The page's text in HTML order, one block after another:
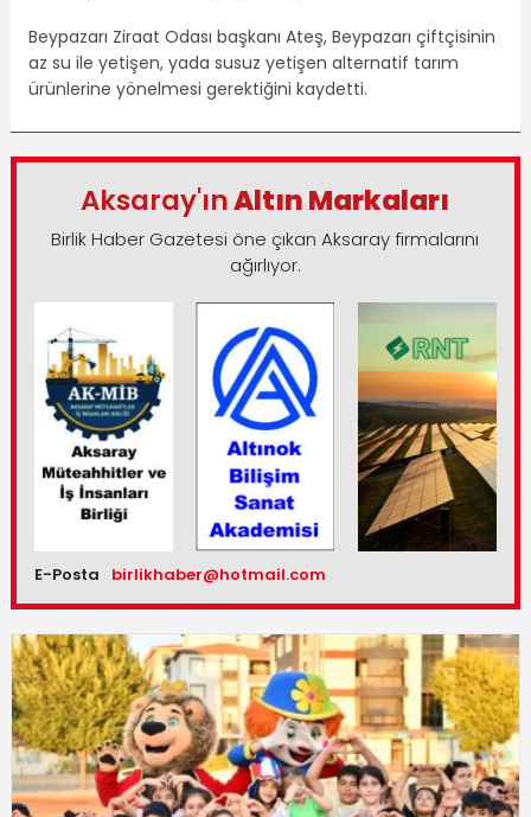
Beypazarı Ziraat Odası başkanı Ateş, Beypazarı çiftçisinin
az su ile yetişen, yada susuz yetişen alternatif tarım
ürünlerine yönelmesi gerektiğini kaydetti.
Aksaray'ınAltın Markaları
Birlik Haber Gazetesi öne çıkan Aksaray firmalarını
ağırlıyor.
E-Posta birlikhaber@hotmail.com